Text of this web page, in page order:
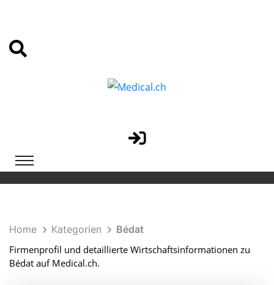
Home Kategorien
Bédat
Firmenprofil und detaillierte Wirtschaftsinformationen zu
Bédat auf Medical.ch.